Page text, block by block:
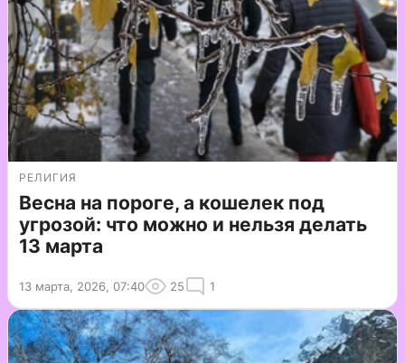
РЕЛИГИЯ
Весна на пороге, а кошелек под
угрозой: что можно и нельзя делать
13 марта
13 марта, 2026, 07:40 25 1